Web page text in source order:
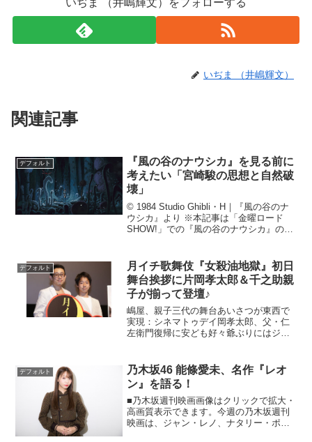
いぢま （井嶋輝文）をフォローする
いぢま （井嶋輝文）
関連記事
デフォルト
『風の谷のナウシカ』を見る前に
考えたい「宮崎駿の思想と自然破
壊」
© 1984 Studio Ghibli・H｜『風の谷のナ
ウシカ』より ※本記事は「金曜ロード
SHOW!」での『風の谷のナウシカ』の放
リ設立前の作品ですが、スタジオジブ...
デフォルト
月イチ歌舞伎『女殺油地獄』初日
舞台挨拶に片岡孝太郎＆千之助親
子が揃って登壇♪
嶋屋、親子三代の舞台あいさつが東西で
実現：シネマトゥデイ岡孝太郎、父・仁
左衛門復帰に安ども好々爺ぶりにはジェ
が演じられた主人公・与兵衛に“油まみ
れ”のなか、孝...
デフォルト
乃木坂46 能條愛未、名作『レオ
ン』を語る！
■乃木坂週刊映画画像はクリックで拡大・
高画質表示できます。今週の乃木坂週刊
映画は、ジャン・レノ、ナタリー・ポー